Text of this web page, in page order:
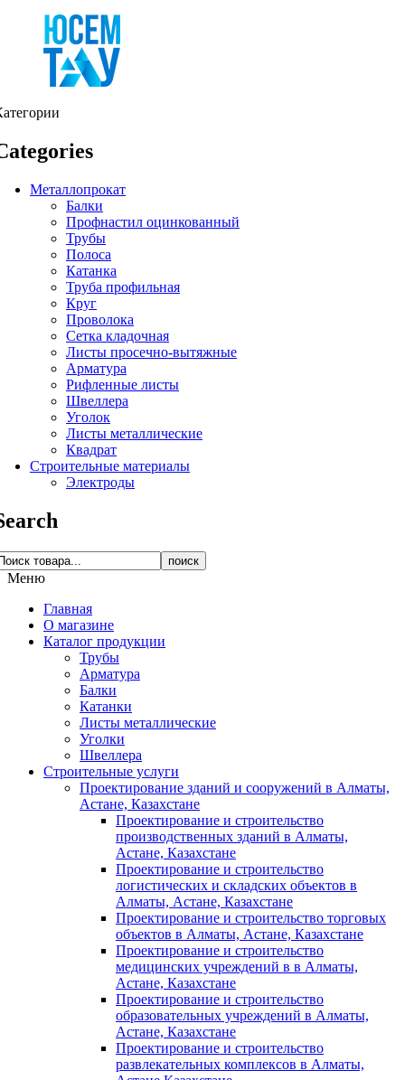
Металлопрокат
Балки
Профнастил оцинкованный
Трубы
Полоса
Катанка
Труба профильная
Круг
Проволока
Сетка кладочная
Листы просечно-вытяжные
Арматура
Рифленные листы
Швеллера
Уголок
Листы металлические
Квадрат
Строительные материалы
Электроды
поиск
Меню
Главная
О магазине
Каталог продукции
Трубы
Арматура
Балки
Катанки
Листы металлические
Уголки
Швеллера
Строительные услуги
Проектирование зданий и сооружений в Алматы,
Астане, Казахстане
Проектирование и строительство
производственных зданий в Алматы,
Астане, Казахстане
Проектирование и строительство
логистических и складских объектов в
Алматы, Астане, Казахстане
Проектирование и строительство торговых
объектов в Алматы, Астане, Казахстане
Проектирование и строительство
медицинских учреждений в в Алматы,
Астане, Казахстане
Проектирование и строительство
образовательных учреждений в Алматы,
Астане, Казахстане
Проектирование и строительство
развлекательных комплексов в Алматы,